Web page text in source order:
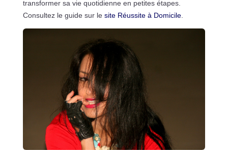
transformer sa vie quotidienne en petites étapes.
Consultez le guide sur le site Réussite à Domicile.